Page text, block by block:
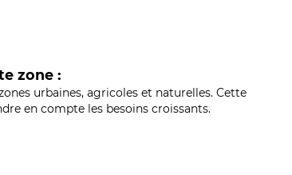
zone :
urbaines, agricoles et naturelles. Cette
en compte les besoins croissants.